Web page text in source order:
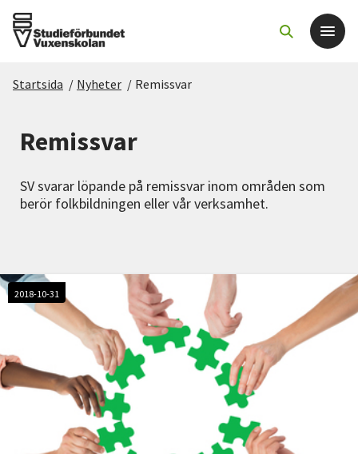
För dig som
Sök kurser och evenemang
Starta studiecirkel
Cirkelledare
Nyheter
Avdelningar
Startsida / Nyheter / Remissvar
Remissvar
SV svarar löpande på remissvar inom områden som
berör folkbildningen eller vår verksamhet.
2018-10-31